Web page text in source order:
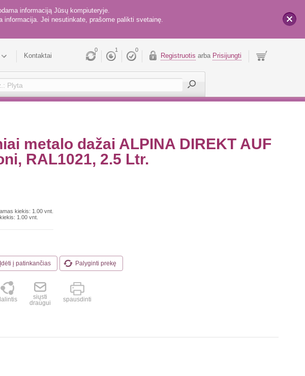
informaciją Jūsų kompiuteryje.
Jei nesutinkate, prašome palikti svetainę.
0 1 0
Registruotis arba Prisijungti
Kontaktai
metalo dažai ALPINA DIREKT AUF
RAL1021, 2.5 Ltr.
kiekis: 1.00 vnt.
1.00 vnt.
Įdėti į patinkančias Palyginti prekę
siųsti
draugui
spausdinti